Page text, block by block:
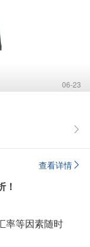
06-23
查看详情
！
率等因素随时